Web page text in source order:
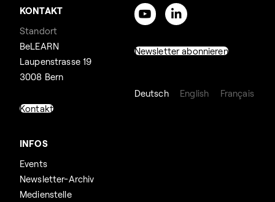
KONTAKT
Standort
BeLEARN
Laupenstrasse 19
3008 Bern
Kontakt
INFOS
Events
Newsletter-Archiv
Medienstelle
Newsletter abonnieren
Deutsch English Français